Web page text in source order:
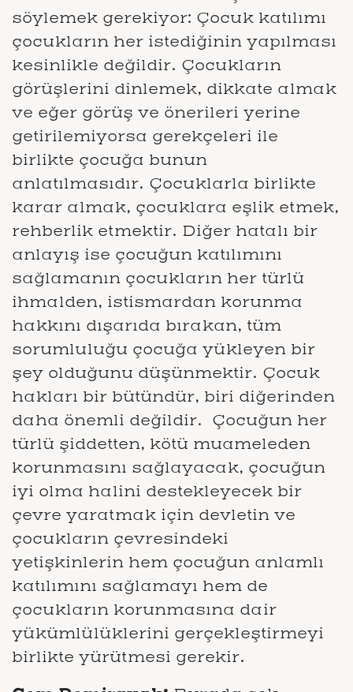
söylemek gerekiyor: Çocuk katılımı
çocukların her istediğinin yapılması
kesinlikle değildir. Çocukların
görüşlerini dinlemek, dikkate almak
ve eğer görüş ve önerileri yerine
getirilemiyorsa gerekçeleri ile
birlikte çocuğa bunun
anlatılmasıdır. Çocuklarla birlikte
karar almak, çocuklara eşlik etmek,
rehberlik etmektir. Diğer hatalı bir
anlayış ise çocuğun katılımını
sağlamanın çocukların her türlü
ihmalden, istismardan korunma
hakkını dışarıda bırakan, tüm
sorumluluğu çocuğa yükleyen bir
şey olduğunu düşünmektir. Çocuk
hakları bir bütündür, biri diğerinden
daha önemli değildir. Çocuğun her
türlü şiddetten, kötü muameleden
korunmasını sağlayacak, çocuğun
iyi olma halini destekleyecek bir
çevre yaratmak için devletin ve
çocukların çevresindeki
yetişkinlerin hem çocuğun anlamlı
katılımını sağlamayı hem de
çocukların korunmasına dair
yükümlülüklerini gerçekleştirmeyi
birlikte yürütmesi gerekir.